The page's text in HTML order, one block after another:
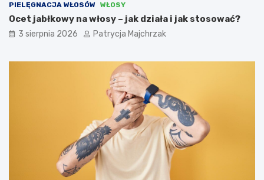
PIELĘGNACJA WŁOSÓW WŁOSY
Ocet jabłkowy na włosy – jak działa i jak stosować?
3 sierpnia 2026 Patrycja Majchrzak